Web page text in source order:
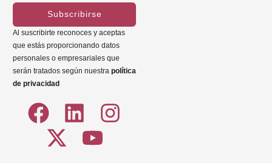
Subscribirse
Al suscribirte reconoces y aceptas
que estás proporcionando datos
personales o empresariales que
serán tratados según nuestra política
de privacidad